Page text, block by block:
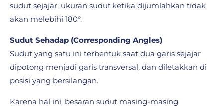
sudut sejajar, ukuran sudut ketika dijumlahkan tidak
akan melebihi 180°.
Sudut Sehadap (Corresponding Angles)
Sudut yang satu ini terbentuk saat dua garis sejajar
dipotong menjadi garis transversal, dan diletakkan di
posisi yang bersilangan.
Karena hal ini, besaran sudut masing-masing